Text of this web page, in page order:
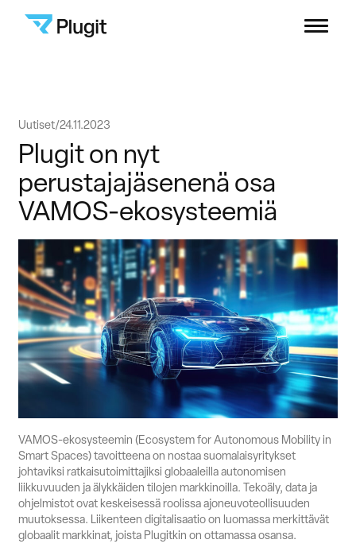
Siirry
sisältöön
Plugit
Menu
Latausverkosto
Sisällöt
Yritys
B2B-asiakastuki
Kuluttajat
Suomi English Svenska
Myynti
Uutiset 24.11.2023
Plugit on nyt
perustajajäsenenä osa
VAMOS-ekosysteemiä
VAMOS-ekosysteemin (Ecosystem for Autonomous Mobility in
Smart Spaces) tavoitteena on nostaa suomalaisyritykset
johtaviksi ratkaisutoimittajiksi globaaleilla autonomisen
liikkuvuuden ja älykkäiden tilojen markkinoilla. Tekoäly, data ja
ohjelmistot ovat keskeisessä roolissa ajoneuvoteollisuuden
muutoksessa. Liikenteen digitalisaatio on luomassa merkittävät
globaalit markkinat, joista Plugitkin on ottamassa osansa.